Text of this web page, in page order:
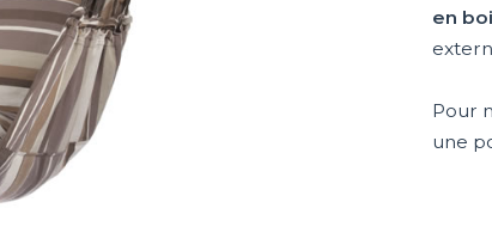
en
Pour
une